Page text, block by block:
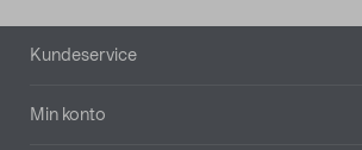
Bunntekst
Kundeservice
Min konto